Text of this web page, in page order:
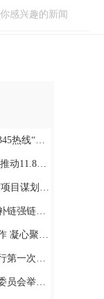
层治理“最后一米”
项目提速增效
划调度会
钛”精准发力
育高质量发展
杨当选市委副书记
次全体会议